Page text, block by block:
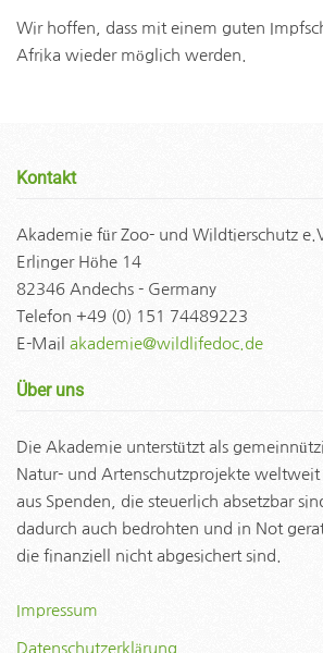
Wir hoffen, dass mit einem guten
Afrika wieder möglich werden.
Kontakt
Akademie für Zoo- und Wildtierschutz
Erlinger Höhe 14
82346 Andechs - Germany
Telefon +49 (0) 151 74489223
E-Mail akademie@wildlifedoc.de
Über uns
Die Akademie unterstützt als
Natur- und Artenschutzprojekte weltweit
aus Spenden, die steuerlich absetzbar
dadurch auch bedrohten und in Not
die finanziell nicht abgesichert sind.
Impressum
Datenschutzerklärung